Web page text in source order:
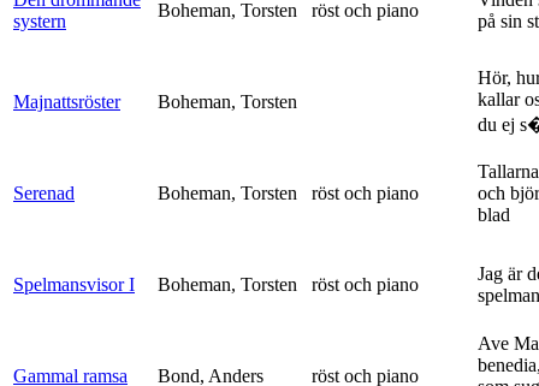
systern
Boheman, Torsten röst och piano
på sin
Majnattsröster Boheman, Torsten
Hör,
kallar
du ej
Serenad Boheman, Torsten röst och piano
och
blad
Spelmansvisor I Boheman, Torsten röst och piano
Jag är
spelman
Gammal ramsa Bond, Anders röst och piano
Ave